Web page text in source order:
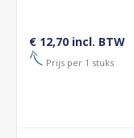
€ 12,70 incl. BTW
Prijs per 1 stuks